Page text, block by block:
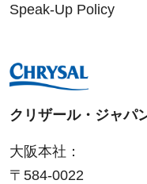
Speak-Up Policy
クリザール・ジャパ
大阪本社：
〒584-0022